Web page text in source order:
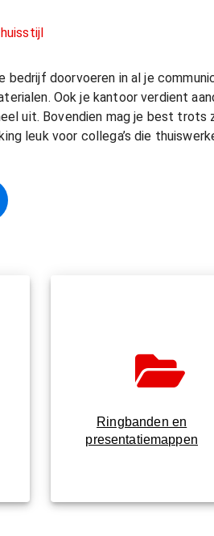
bedrijf doorvoeren in al je
Ook je kantoor verdient
uit. Bovendien mag je best trots
leuk voor collega’s die
Ringbanden en
presentatiemappen